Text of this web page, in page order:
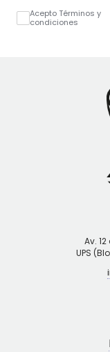
Acepto Términos y
condiciones
Av.
UPS